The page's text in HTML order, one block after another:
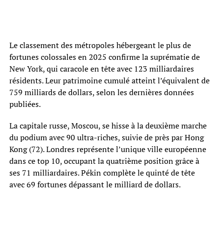
Le classement des métropoles hébergeant le plus de
fortunes colossales en 2025 confirme la suprématie de
New York, qui caracole en tête avec 123 milliardaires
résidents. Leur patrimoine cumulé atteint l’équivalent de
759 milliards de dollars, selon les dernières données
publiées.
La capitale russe, Moscou, se hisse à la deuxième marche
du podium avec 90 ultra-riches, suivie de près par Hong
Kong (72). Londres représente l’unique ville européenne
dans ce top 10, occupant la quatrième position grâce à
ses 71 milliardaires. Pékin complète le quinté de tête
avec 69 fortunes dépassant le milliard de dollars.